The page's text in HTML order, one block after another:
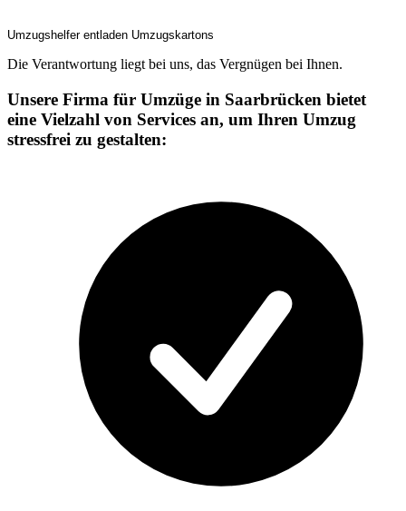
Umzugshelfer entladen Umzugskartons
Die Verantwortung liegt bei uns, das Vergnügen bei Ihnen.
Unsere Firma für Umzüge in Saarbrücken bietet
eine Vielzahl von Services an, um Ihren Umzug
stressfrei zu gestalten: